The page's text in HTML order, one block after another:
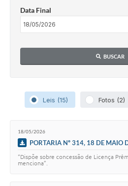
Data Final
BUSCAR
Leis (15) Fotos (2)
18/05/2026
PORTARIA Nº 314, 18 DE MAIO
“Dispõe sobre concessão de Licença
menciona”.